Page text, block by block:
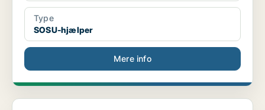
Type
SOSU-hjælper
Mere info
Fagkompetent og dygtig SSH til (5/2) fast aftenvag...